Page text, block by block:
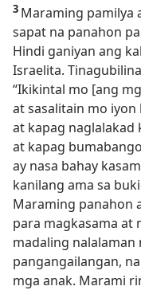
3 Maraming pamilya
sapat na panahon
Hindi ganiyan ang
Israelita.
“Ikikintal mo [ang
at sasalitain mo iyon
at kapag naglalakad
at kapag
ay nasa bahay
kanilang ama sa
Maraming panahon
para magkasama at
madaling
pangangailangan,
mga anak. Marami